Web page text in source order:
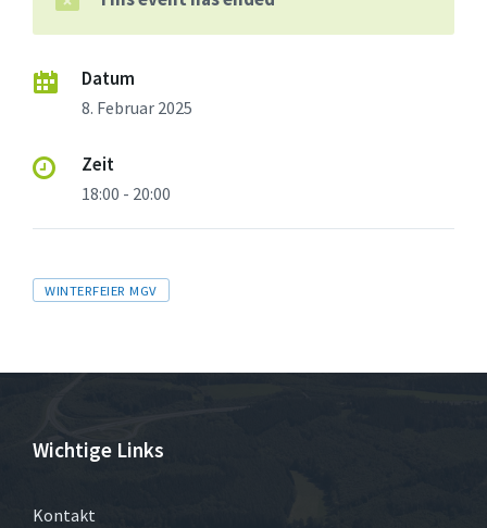
Datum
8. Februar 2025
Zeit
18:00 - 20:00
Tags
WINTERFEIER MGV
Wichtige Links
Kontakt